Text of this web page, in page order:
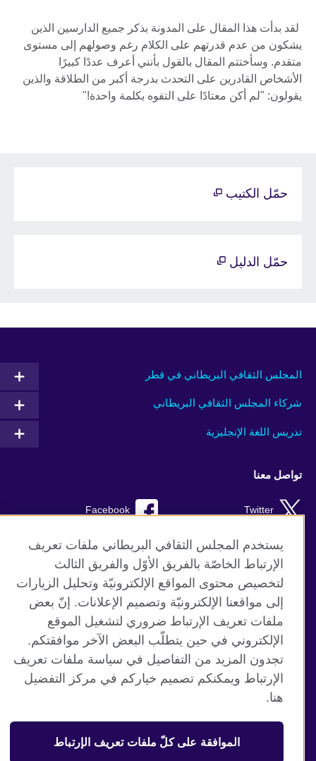
لقد بدأت هذا المقال على المدونة بذكر جميع الدارسين الذين
يشكون من عدم قدرتهم على الكلام رغم وصولهم إلى مستوى
متقدم. وسأختتم المقال بالقول بأنني أعرف عددًا كبيرًا
الأشخاص القادرين على التحدث بدرجة أكبر من الطلاقة والذين
يقولون: "لم أكن معتادًا على التفوه بكلمة واحدة!"
حمّل الكتيب
حمّل الدليل
المجلس الثقافي البريطاني في قطر
شركاء المجلس الثقافي البريطاني
تدريس اللغة الإنجليزية
تواصل معنا
Facebook Twitter
Instagram RSS
TikTok
موقع المجلس الثقافي البريطاني العالمي
الخصوصية وشروط الاستخدام
ملفات تعريف الإرتباط
خريطة الموقع
منظمة المملكة المتحدة الدولية للعلاقات الثقافية والفرص
يستخدم المجلس الثقافي البريطاني ملفات تعريف
الإرتباط الخاصّة بالفريق الأوّل والفريق الثالث
لتخصيص محتوى المواقع الإلكترونيّة وتحليل الزيارات
إلى مواقعنا الإلكترونيّة وتصميم الإعلانات. إنّ بعض
ملفات تعريف الإرتباط ضروري لتشغيل الموقع
الإلكتروني في حين يتطلّب البعض الآخر موافقتكم.
تجدون المزيد من التفاصيل في سياسة ملفات تعريف
الإرتباط ويمكنكم تصميم خياركم في مركز التفضيل
هنا.
الموافقة على كلّ ملفات تعريف الإرتباط